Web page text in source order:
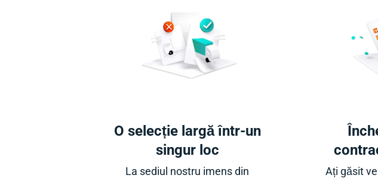
O selecție largă într-un
singur loc
La sediul nostru imens din
Ați găsit